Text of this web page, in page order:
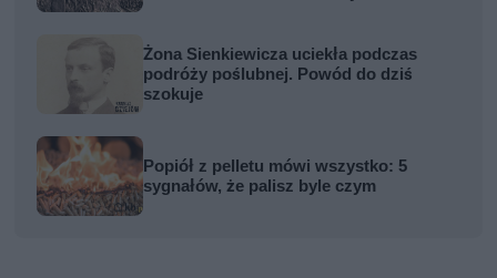
Żona Sienkiewicza uciekła podczas
podróży poślubnej. Powód do dziś
szokuje
Popiół z pelletu mówi wszystko: 5
sygnałów, że palisz byle czym